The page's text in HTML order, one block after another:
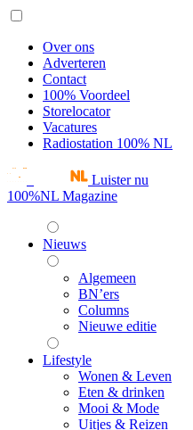
Over ons
Adverteren
Contact
100% Voordeel
Storelocator
Vacatures
Radiostation 100% NL
Luister nu
100%NL Magazine
Nieuws
Algemeen
BN’ers
Columns
Nieuwe editie
Lifestyle
Wonen & Leven
Eten & drinken
Mooi & Mode
Uitjes & Reizen